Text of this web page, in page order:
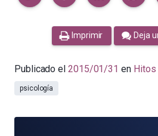
Imprimir Deja
Publicado el 2015/01/31 en Hitos
psicología